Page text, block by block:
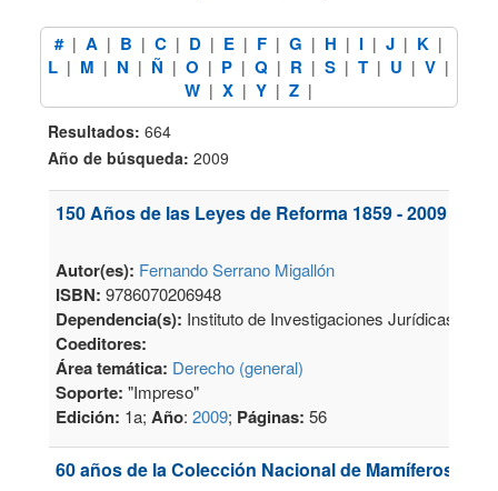
# | A | B | C | D | E | F | G | H | I | J | K |
L | M | N | Ñ | O | P | Q | R | S | T | U | V |
W | X | Y | Z |
Resultados: 664
Año de búsqueda: 2009
150 Años de las Leyes de Reforma 1859 - 2009
Autor(es): Fernando Serrano Migallón
ISBN:9786070206948
Dependencia(s): Instituto de Investigaciones Jurídicas
Coeditores:
Área temática: Derecho (general)
Soporte: "Impreso"
Edición: 1a;Año:2009; Páginas:56
60 años de la Colección Nacional de Mamíferos del